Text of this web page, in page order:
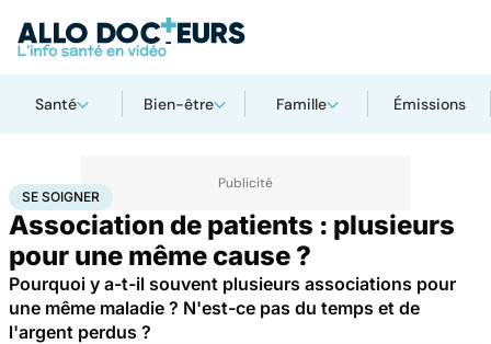
Santé Bien-être Famille Émissions
AccueilSanté Maladies
SE SOIGNER
Association de patients : plusieurs
pour une même cause ?
Pourquoi y a-t-il souvent plusieurs associations pour
une même maladie ? N'est-ce pas du temps et de
l'argent perdus ?